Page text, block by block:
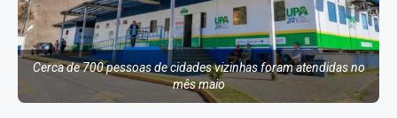
Cerca de 700 pessoas de cidades vizinhas foram atendidas no
mês maio